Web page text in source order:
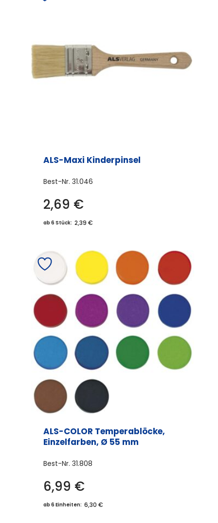
ALS-Maxi Kinderpinsel
Best-Nr. 31.046
2,69 €
ab 6 Stück: 2,39 €
ALS-COLOR Temperablöcke,
Einzelfarben, Ø 55 mm
Best-Nr. 31.808
6,99 €
ab 6 Einheiten: 6,30 €